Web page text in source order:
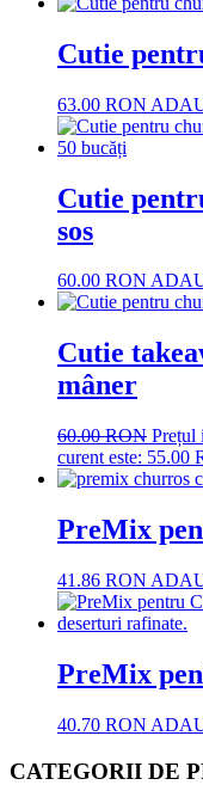
Cutie
63.00 RON
Cutie
sos
60.00 RON
Cutie
mâner
60.00RON Prețul
curent este: 55.00
PreMix
41.86 RON
PreMix
40.70 RON
CATEGORII DE